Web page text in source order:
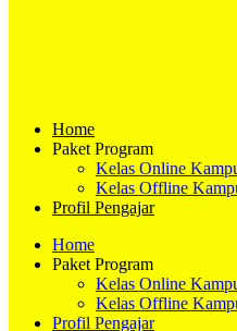
Home
Paket Program
Kelas Online
Kelas Offline
Profil Pengajar
Home
Paket Program
Kelas Online
Kelas Offline
Profil Pengajar